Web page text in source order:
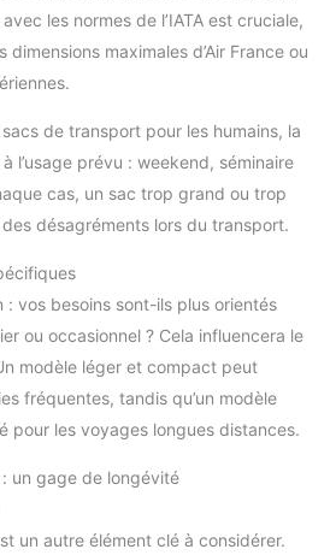
les normes de l’IATA est cruciale,
maximales d’Air France ou
de transport pour les humains, la
l’usage prévu : weekend, séminaire
cas, un sac trop grand ou trop
désagréments lors du transport.
: vos besoins sont-ils plus orientés
ou occasionnel ? Cela influencera le
modèle léger et compact peut
fréquentes, tandis qu’un modèle
pour les voyages longues distances.
un gage de longévité
un autre élément clé à considérer.